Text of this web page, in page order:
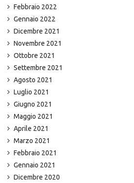
Febbraio 2022
Gennaio 2022
Dicembre 2021
Novembre 2021
Ottobre 2021
Settembre 2021
Agosto 2021
Luglio 2021
Giugno 2021
Maggio 2021
Aprile 2021
Marzo 2021
Febbraio 2021
Gennaio 2021
Dicembre 2020